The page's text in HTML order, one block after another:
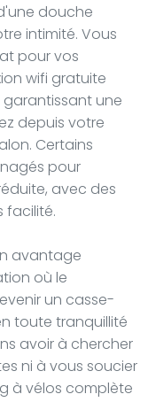
douche
intimité. Vous
pour vos
wifi gratuite
garantissant une
depuis votre
Certains
pour
avec des
facilité.
avantage
où le
un casse-
toute tranquillité
avoir à chercher
ni à vous soucier
à vélos complète